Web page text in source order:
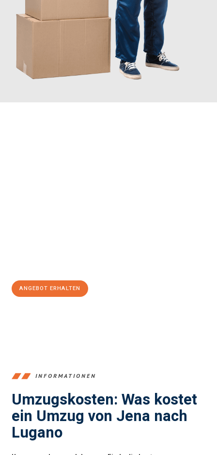
ANGEBOT ERHALTEN
INFORMATIONEN
Umzugskosten: Was kostet
ein Umzug von Jena nach
Lugano